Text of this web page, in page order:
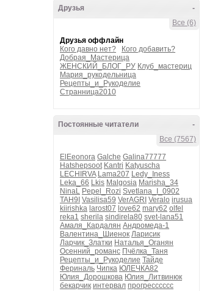
-
Друзья
Все (6)
Друзья оффлайн
Кого давно нет?
Кого добавить?
Добрая_Мастерица
ЖЕНСКИЙ_БЛОГ_РУ Клуб_мастериц
Мария_рукодельница
Рецепты_и_Рукоделие
Странница2010
-
Постоянные читатели
Все (7567)
ElEeonora Galche Galina77777
Hatshepsoot Kantri Katyuscha
LECHIRVA Lama207 Ledy_Iness
Leka_66 Lkis Malgosia Marisha_34
NinaL Pepel_Rozi Svetlana_I_0902
TAH9I Vasilisa59 VerAGRI Veralo irusua
kiirishka larost07 love62 mary62 olfel
reka1 sherila sindirela80 svet-lana51
Амаля_Кардалян Андромеда-1
Валентина_Шиенок Ларисик
Ларчик_Златки Наталья_Оганян
Осенний_романс Пчёлка_Таня
Рецепты_и_Рукоделие Тайде
Фериналь Чипка ЮЛЕЧКА82
Юлия_Дорошкова Юлия_Литвинюк
бекарчик интервал прогресссссс